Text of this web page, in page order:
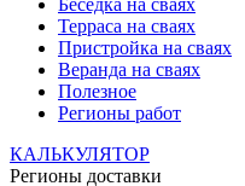
Беседка на сваях
Терраса на сваях
Пристройка на сваях
Веранда на сваях
Полезное
Регионы работ
КАЛЬКУЛЯТОР
Регионы доставки